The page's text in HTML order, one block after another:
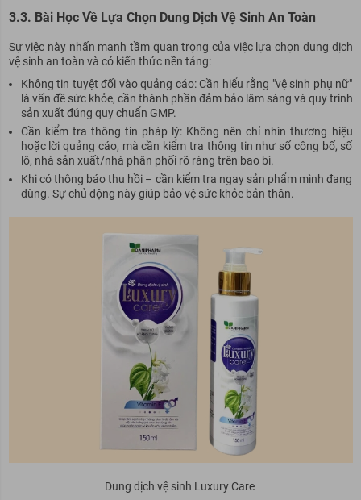
3.3. Bài Học Về Lựa Chọn Dung Dịch Vệ Sinh An Toàn
Sự việc này nhấn mạnh tầm quan trọng của việc lựa chọn dung dịch
vệ sinh an toàn và có kiến thức nền tảng:
Không tin tuyệt đối vào quảng cáo: Cần hiểu rằng "vệ sinh phụ nữ"
là vấn đề sức khỏe, cần thành phần đảm bảo lâm sàng và quy trình
sản xuất đúng quy chuẩn GMP.
Cần kiểm tra thông tin pháp lý: Không nên chỉ nhìn thương hiệu
hoặc lời quảng cáo, mà cần kiểm tra thông tin như số công bố, số
lô, nhà sản xuất/nhà phân phối rõ ràng trên bao bì.
Khi có thông báo thu hồi – cần kiểm tra ngay sản phẩm mình đang
dùng. Sự chủ động này giúp bảo vệ sức khỏe bản thân.
Dung dịch vệ sinh Luxury Care